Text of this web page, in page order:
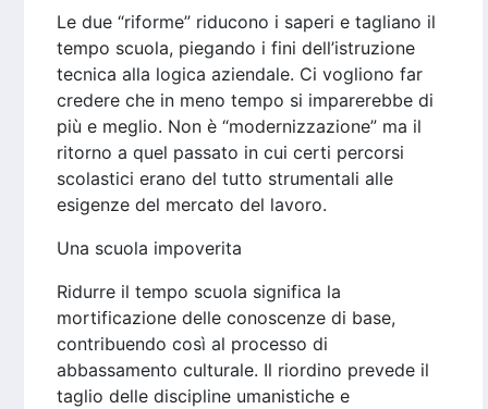
Le due “riforme” riducono i saperi e tagliano il
tempo scuola, piegando i fini dell’istruzione
tecnica alla logica aziendale. Ci vogliono far
credere che in meno tempo si imparerebbe di
più e meglio. Non è “modernizzazione” ma il
ritorno a quel passato in cui certi percorsi
scolastici erano del tutto strumentali alle
esigenze del mercato del lavoro.
Una scuola impoverita
Ridurre il tempo scuola significa la
mortificazione delle conoscenze di base,
contribuendo così al processo di
abbassamento culturale. Il riordino prevede il
taglio delle discipline umanistiche e